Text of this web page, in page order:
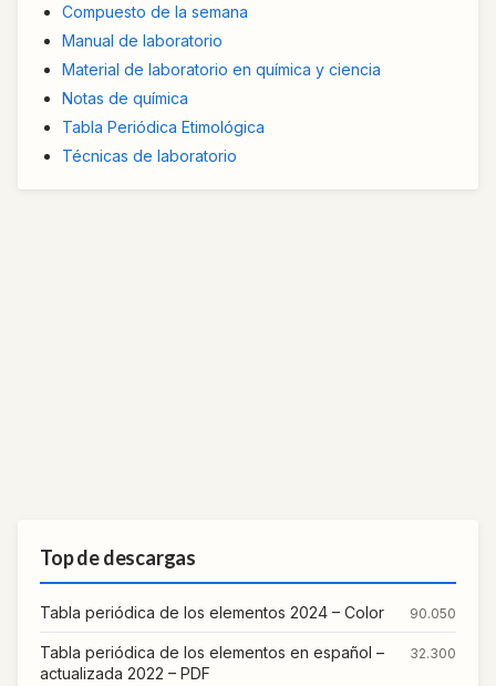
Compuesto de la semana
Manual de laboratorio
Material de laboratorio en química y ciencia
Notas de química
Tabla Periódica Etimológica
Técnicas de laboratorio
Top de descargas
Tabla periódica de los elementos 2024 – Color 90.050
Tabla periódica de los elementos en español –
actualizada 2022 – PDF
32.300